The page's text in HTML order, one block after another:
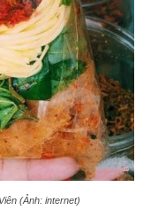
(Ảnh: internet)